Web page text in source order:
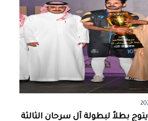
بطلاً لبطولة آل سرحان الثالثة